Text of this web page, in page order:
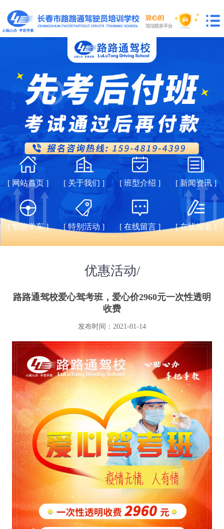
[ 网站首页 ] [ 关于我们 ] [ 班型介绍 ] [ 新闻资讯 ]
[ 智能学车 ] [ 特别活动 ] [ 在线留言 ] [ 在线报名 ]
优惠活动/
路路通驾校爱心驾考班，爱心价2960元一次性透明
收费
发布时间：2021-01-14